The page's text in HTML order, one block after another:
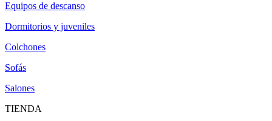
Equipos de descanso
Dormitorios y juveniles
Colchones
Sofás
Salones
TIENDA